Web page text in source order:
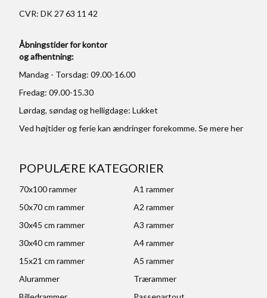
CVR: DK 27 63 11 42
Åbningstider for kontor
og afhentning:
Mandag - Torsdag: 09.00-16.00
Fredag: 09.00-15.30
Lørdag, søndag og helligdage: Lukket
Ved højtider og ferie kan ændringer forekomme. Se mereher
POPULÆRE KATEGORIER
70x100 rammer
A1 rammer
50x70 cm rammer
A2 rammer
30x45 cm rammer
A3 rammer
30x40 cm rammer
A4 rammer
15x21 cm rammer
A5 rammer
Alurammer
Trærammer